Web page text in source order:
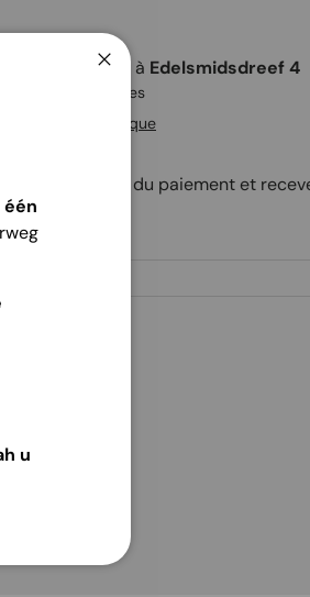
disponible à Edelsmidsdreef 4
prête en 2 heures
de la boutique
"SevilleSet" lors du paiement et
één
u